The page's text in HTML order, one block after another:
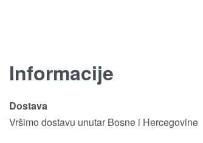
Informacije
Dostava
Vršimo dostavu unutar Bosne i Hercegovine